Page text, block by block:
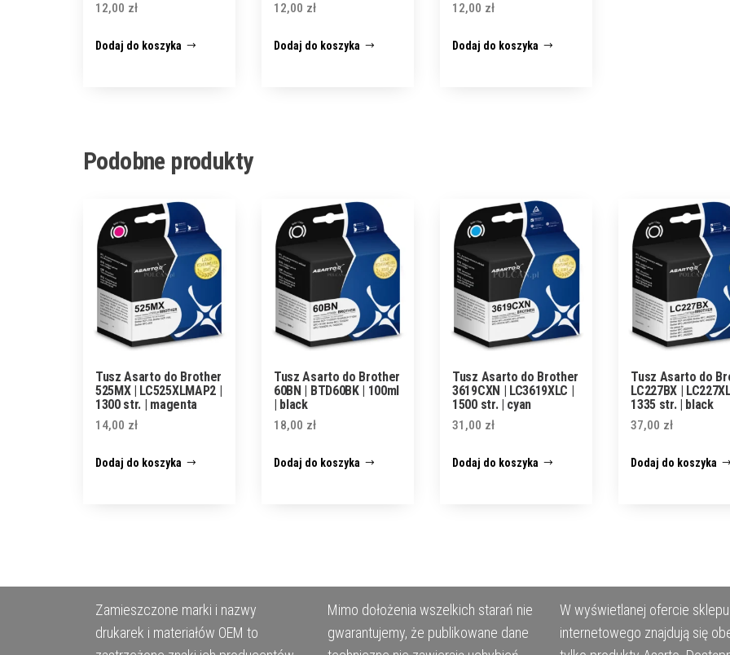
12,00 zł
Dodaj do koszyka
12,00 zł
Dodaj do koszyka
12,00 zł
Dodaj do koszyka
Podobne produkty
Tusz Asarto do Brother
525MX | LC525XLMAP2 |
1300 str. | magenta
14,00 zł
Dodaj do koszyka
Tusz Asarto do Brother
60BN | BTD60BK | 100ml
| black
18,00 zł
Dodaj do koszyka
Tusz Asarto do Brother
3619CXN | LC3619XLC |
1500 str. | cyan
31,00 zł
Dodaj do koszyka
Tusz Asarto do
LC227BX |
1335 str. | black
37,00 zł
Dodaj do koszyka
Zamieszczone marki i nazwy
drukarek i materiałów OEM to
Mimo dołożenia wszelkich starań nie
gwarantujemy, że publikowane dane
W wyświetlanej ofercie sklepu
internetowego znajdują się